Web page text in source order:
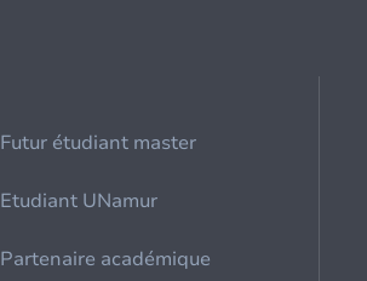
Futur étudiant master
Etudiant UNamur
Partenaire académique